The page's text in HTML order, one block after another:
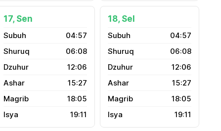
17, Sen
04:57
06:08
12:06
15:27
18:05
19:11
18, Sel
04:57
06:08
12:06
15:27
18:05
19:11